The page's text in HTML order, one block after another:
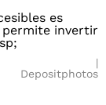
Depositphotos